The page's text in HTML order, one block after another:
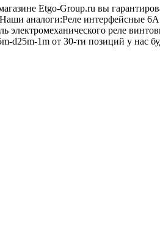
Etgo-Group.ru вы
аналоги:Реле
реле
d25m-1m от 30-ти позиций у нас